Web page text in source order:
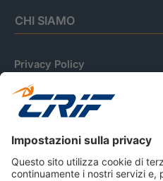
CHI SIAMO
Privacy Policy
Informativa Dati Personali
CRIF Business Ethics
Informativa Privacy Relativa